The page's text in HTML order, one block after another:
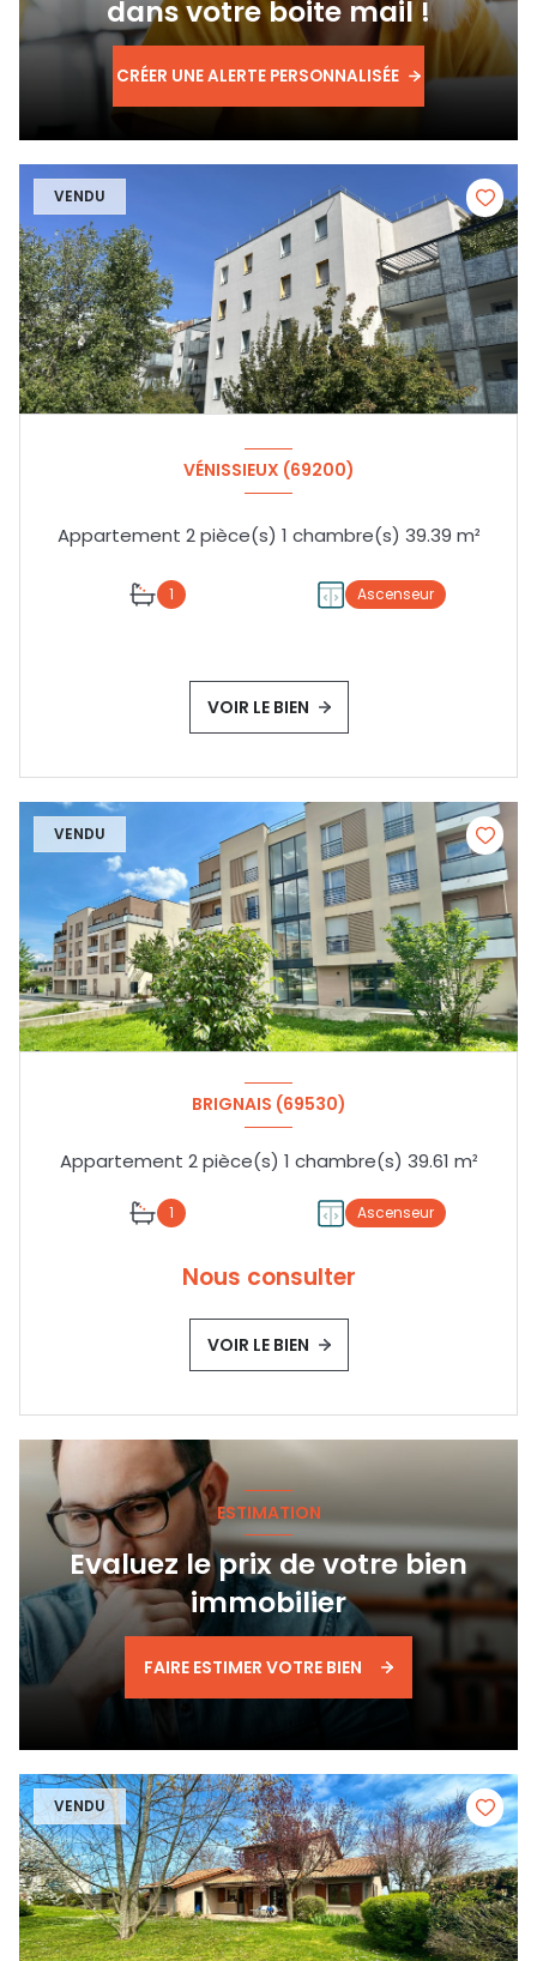
dans votre boite mail !
CRÉER UNE ALERTE PERSONNALISÉE
VENDU
VÉNISSIEUX (69200)
Appartement 2 pièce(s) 1 chambre(s) 39.39 m²
1 Ascenseur
VOIR LE BIEN
VENDU
BRIGNAIS (69530)
Appartement 2 pièce(s) 1 chambre(s) 39.61 m²
1 Ascenseur
Nous consulter
VOIR LE BIEN
ESTIMATION
Evaluez le prix de votre bien
immobilier
FAIRE ESTIMER VOTRE BIEN
VENDU